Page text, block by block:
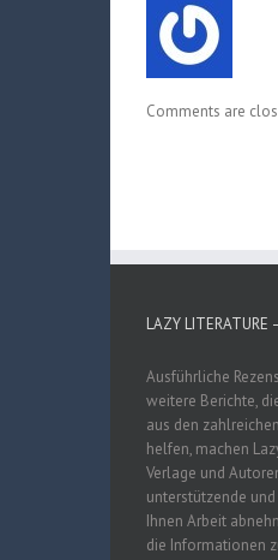
Comments are
LAZY LITERATURE
Ausführliche
weitere Berichte,
aus den
helfen, machen
Verlage und
unterstützende
Ihnen Arbeit
die Informationen